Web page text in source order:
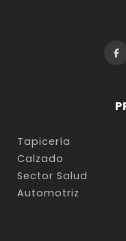
Tapicería
Calzado
Sector Salud
Automotriz